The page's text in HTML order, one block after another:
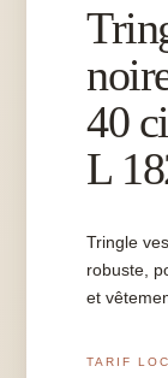
40
L
Tringle
robuste,
et